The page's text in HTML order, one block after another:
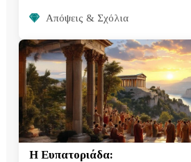
Απόψεις & Σχόλια
Η Ευπατοριάδα: